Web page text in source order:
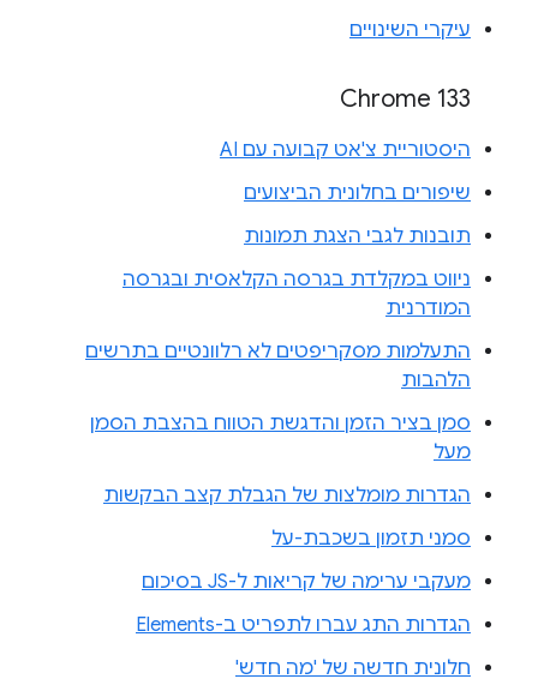
עיקרי השינויים
Chrome 133
היסטוריית צ'אט קבועה עם AI
שיפורים בחלונית הביצועים
תובנות לגבי הצגת תמונות
ניווט במקלדת בגרסה הקלאסית ובגרסה
המודרנית
התעלמות מסקריפטים לא רלוונטיים בתרשים
הלהבות
סמן בציר הזמן והדגשת הטווח בהצבת הסמן
מעל
הגדרות מומלצות של הגבלת קצב הבקשות
סמני תזמון בשכבת-על
מעקבי ערימה של קריאות ל-JS בסיכום
הגדרות התג עברו לתפריט ב-Elements
חלונית חדשה של 'מה חדש'